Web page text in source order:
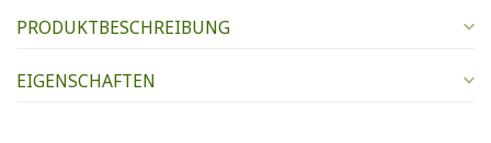
PRODUKTBESCHREIBUNG
EIGENSCHAFTEN